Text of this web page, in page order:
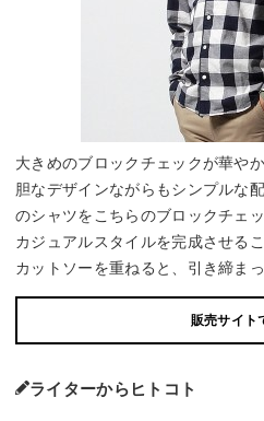
大きめのブロックチェックが華や
胆なデザインながらもシンプルな
のシャツをこちらのブロックチェ
カジュアルスタイルを完成させる
カットソーを重ねると、引き締ま
販売サイト
ライターからヒトコト